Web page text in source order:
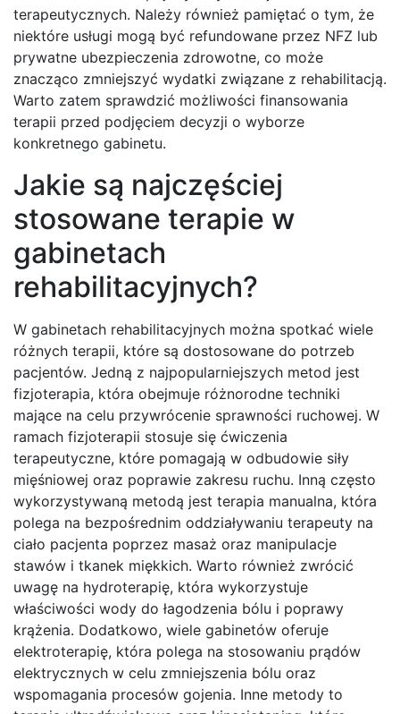
terapeutycznych. Należy również pamiętać o tym, że
niektóre usługi mogą być refundowane przez NFZ lub
prywatne ubezpieczenia zdrowotne, co może
znacząco zmniejszyć wydatki związane z rehabilitacją.
Warto zatem sprawdzić możliwości finansowania
terapii przed podjęciem decyzji o wyborze
konkretnego gabinetu.
Jakie są najczęściej
stosowane terapie w
gabinetach
rehabilitacyjnych?
W gabinetach rehabilitacyjnych można spotkać wiele
różnych terapii, które są dostosowane do potrzeb
pacjentów. Jedną z najpopularniejszych metod jest
fizjoterapia, która obejmuje różnorodne techniki
mające na celu przywrócenie sprawności ruchowej. W
ramach fizjoterapii stosuje się ćwiczenia
terapeutyczne, które pomagają w odbudowie siły
mięśniowej oraz poprawie zakresu ruchu. Inną często
wykorzystywaną metodą jest terapia manualna, która
polega na bezpośrednim oddziaływaniu terapeuty na
ciało pacjenta poprzez masaż oraz manipulacje
stawów i tkanek miękkich. Warto również zwrócić
uwagę na hydroterapię, która wykorzystuje
właściwości wody do łagodzenia bólu i poprawy
krążenia. Dodatkowo, wiele gabinetów oferuje
elektroterapię, która polega na stosowaniu prądów
elektrycznych w celu zmniejszenia bólu oraz
wspomagania procesów gojenia. Inne metody to